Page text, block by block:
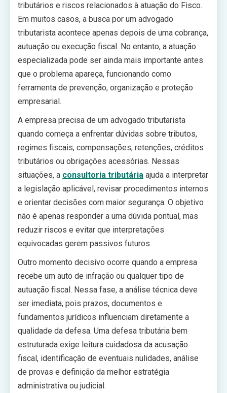
tributários e riscos relacionados à atuação do Fisco.
Em muitos casos, a busca por um advogado
tributarista acontece apenas depois de uma cobrança,
autuação ou execução fiscal. No entanto, a atuação
especializada pode ser ainda mais importante antes
que o problema apareça, funcionando como
ferramenta de prevenção, organização e proteção
empresarial.
A empresa precisa de um advogado tributarista
quando começa a enfrentar dúvidas sobre tributos,
regimes fiscais, compensações, retenções, créditos
tributários ou obrigações acessórias. Nessas
situações, a consultoria tributária ajuda a interpretar
a legislação aplicável, revisar procedimentos internos
e orientar decisões com maior segurança. O objetivo
não é apenas responder a uma dúvida pontual, mas
reduzir riscos e evitar que interpretações
equivocadas gerem passivos futuros.
Outro momento decisivo ocorre quando a empresa
recebe um auto de infração ou qualquer tipo de
autuação fiscal. Nessa fase, a análise técnica deve
ser imediata, pois prazos, documentos e
fundamentos jurídicos influenciam diretamente a
qualidade da defesa. Uma defesa tributária bem
estruturada exige leitura cuidadosa da acusação
fiscal, identificação de eventuais nulidades, análise
de provas e definição da melhor estratégia
administrativa ou judicial.